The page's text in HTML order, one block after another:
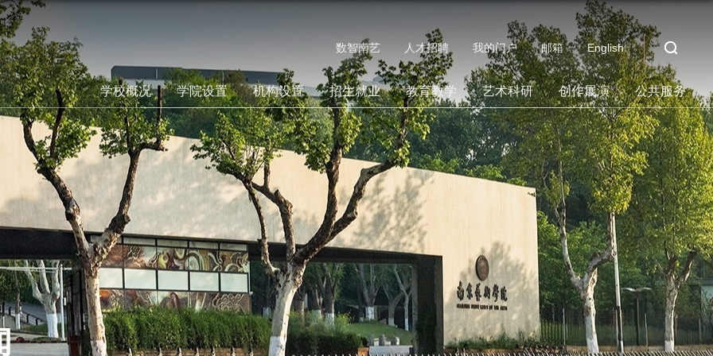
数智南艺 人才招聘 我的门户 邮箱 English
学校概况 学院设置 机构设置 招生就业 教育教学 艺术科研 创作展演 公共服务